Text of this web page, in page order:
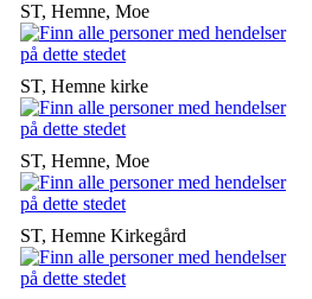
ST, Hemne, Moe
ST, Hemne kirke
ST, Hemne, Moe
ST, Hemne Kirkegård